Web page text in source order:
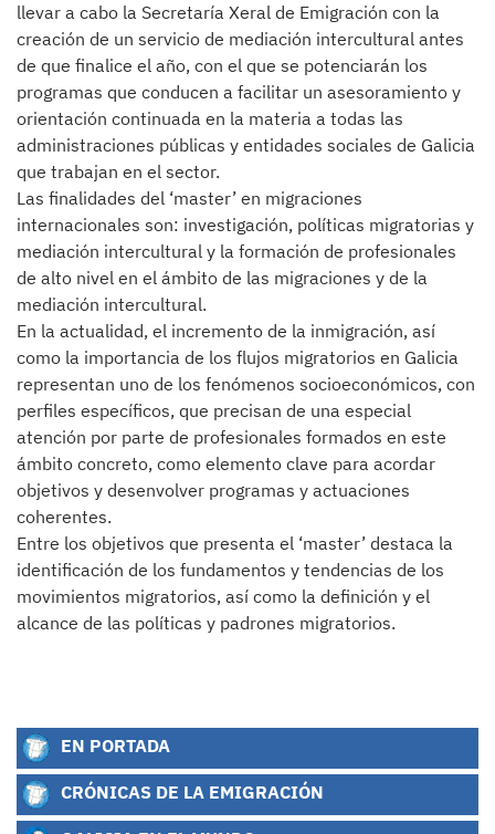
llevar a cabo la Secretaría Xeral de Emigración con la
creación de un servicio de mediación intercultural antes
de que finalice el año, con el que se potenciarán los
programas que conducen a facilitar un asesoramiento y
orientación continuada en la materia a todas las
administraciones públicas y entidades sociales de Galicia
que trabajan en el sector.
Las finalidades del ‘master’ en migraciones
internacionales son: investigación, políticas migratorias y
mediación intercultural y la formación de profesionales
de alto nivel en el ámbito de las migraciones y de la
mediación intercultural.
En la actualidad, el incremento de la inmigración, así
como la importancia de los flujos migratorios en Galicia
representan uno de los fenómenos socioeconómicos, con
perfiles específicos, que precisan de una especial
atención por parte de profesionales formados en este
ámbito concreto, como elemento clave para acordar
objetivos y desenvolver programas y actuaciones
coherentes.
Entre los objetivos que presenta el ‘master’ destaca la
identificación de los fundamentos y tendencias de los
movimientos migratorios, así como la definición y el
alcance de las políticas y padrones migratorios.
EN PORTADA
CRÓNICAS DE LA EMIGRACIÓN